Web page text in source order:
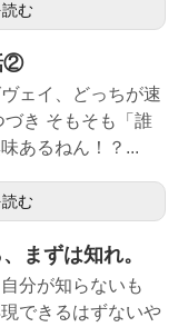
む
②
ェイ、どっちが速
き そもそも「誰
あるねん！？...
む
まずは知れ。
分が知らないも
できるはずないや